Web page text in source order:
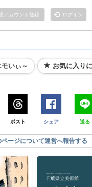
アカウント登録 ログイン
モいぃ～ お気に入り
ポスト シェア 送る
ージについて運営へ報告する